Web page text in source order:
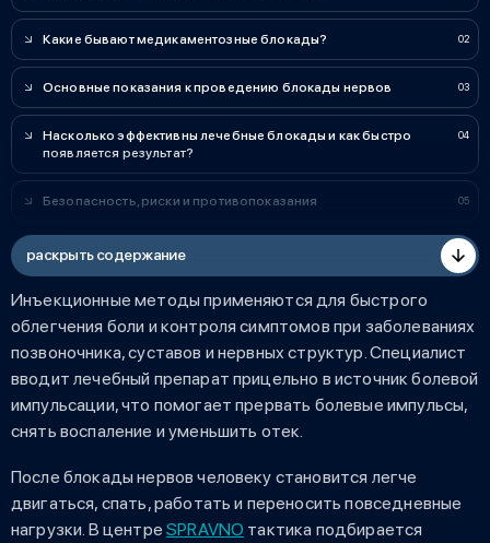
Какие бывают медикаментозные блокады?
Основные показания к проведению блокады нервов
Насколько эффективны лечебные блокады и как быстро
появляется результат?
Безопасность, риски и противопоказания
раскрыть содержание
Инъекционные методы применяются для быстрого
облегчения боли и контроля симптомов при заболеваниях
позвоночника, суставов и нервных структур. Специалист
вводит лечебный препарат прицельно в источник болевой
импульсации, что помогает прервать болевые импульсы,
снять воспаление и уменьшить отек.
После блокады нервов человеку становится легче
двигаться, спать, работать и переносить повседневные
нагрузки. В центреSPRAVNO тактика подбирается